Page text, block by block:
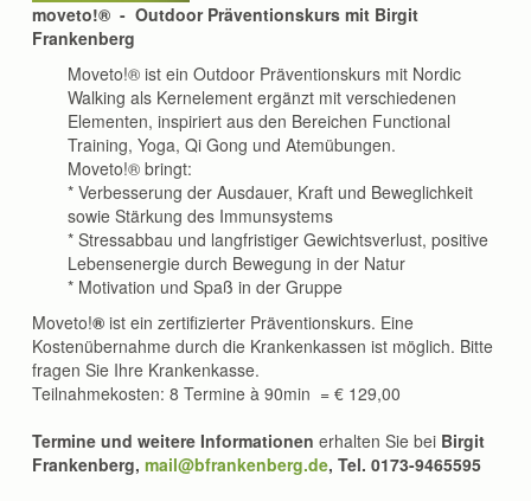
moveto!® - Outdoor Präventionskurs mit Birgit
Frankenberg
Moveto!® ist ein Outdoor Präventionskurs mit Nordic
Walking als Kernelement ergänzt mit verschiedenen
Elementen, inspiriert aus den Bereichen Functional
Training, Yoga, Qi Gong und Atemübungen.
Moveto!® bringt:
* Verbesserung der Ausdauer, Kraft und Beweglichkeit
sowie Stärkung des Immunsystems
* Stressabbau und langfristiger Gewichtsverlust, positive
Lebensenergie durch Bewegung in der Natur
* Motivation und Spaß in der Gruppe
Moveto!® ist ein zertifizierter Präventionskurs. Eine
Kostenübernahme durch die Krankenkassen ist möglich. Bitte
fragen Sie Ihre Krankenkasse.
Teilnahmekosten: 8 Termine à 90min = € 129,00
Termine und weitere Informationen erhalten Sie bei Birgit
Frankenberg, mail@bfrankenberg.de, Tel. 0173-9465595